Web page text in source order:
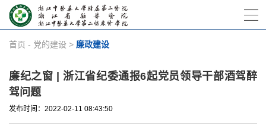
首页 - 党的建设 > 廉政建设
廉纪之窗 | 浙江省纪委通报6起党员领导干部酒驾醉
驾问题
发布时间：2022-02-11 08:43:50